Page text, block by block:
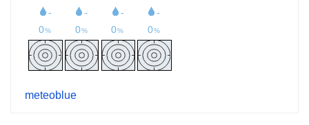
meteoblue